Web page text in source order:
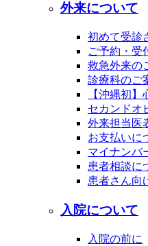
外来について
初めて受診
ご予約・受
救急外来の
診療科のご
【沖縄初
セカンドオ
外来担当医
お支払いに
マイナンバ
患者相談に
患者さん向
入院について
入院の前に